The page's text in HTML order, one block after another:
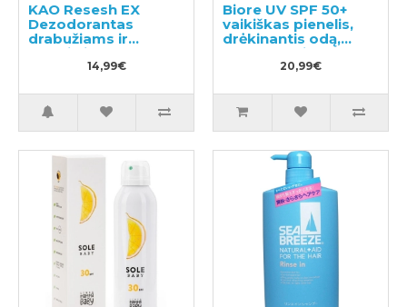
KAO Resesh EX
Dezodorantas
drabužiams ir
tekstilei 370ml
14,99€
Biore UV SPF 50+
vaikiškas pienelis,
drėkinantis odą,
apsaugantis nuo
saulės spindulių,
70ml
20,99€